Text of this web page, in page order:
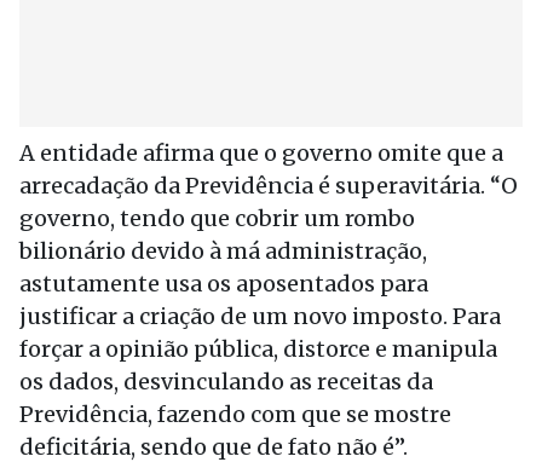
A entidade afirma que o governo omite que a
arrecadação da Previdência é superavitária. “O
governo, tendo que cobrir um rombo
bilionário devido à má administração,
astutamente usa os aposentados para
justificar a criação de um novo imposto. Para
forçar a opinião pública, distorce e manipula
os dados, desvinculando as receitas da
Previdência, fazendo com que se mostre
deficitária, sendo que de fato não é”.